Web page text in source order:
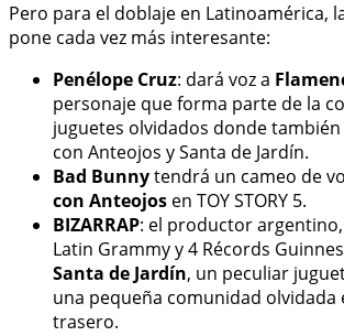
Pero para el doblaje en Latinoamérica,
pone cada vez más interesante:
Penélope Cruz: dará voz a
personaje que forma parte de la
juguetes olvidados donde también
con Anteojos y Santa de Jardín.
Bad Bunnytendrá un cameo de
con Anteojos en TOY STORY 5.
BIZARRAP: el productor
Latin Grammy y 4 Récords
Santa de Jardín, un peculiar
una pequeña comunidad olvidada
trasero.